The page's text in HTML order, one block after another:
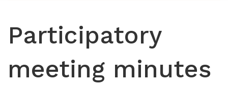
Participatory
meeting minutes